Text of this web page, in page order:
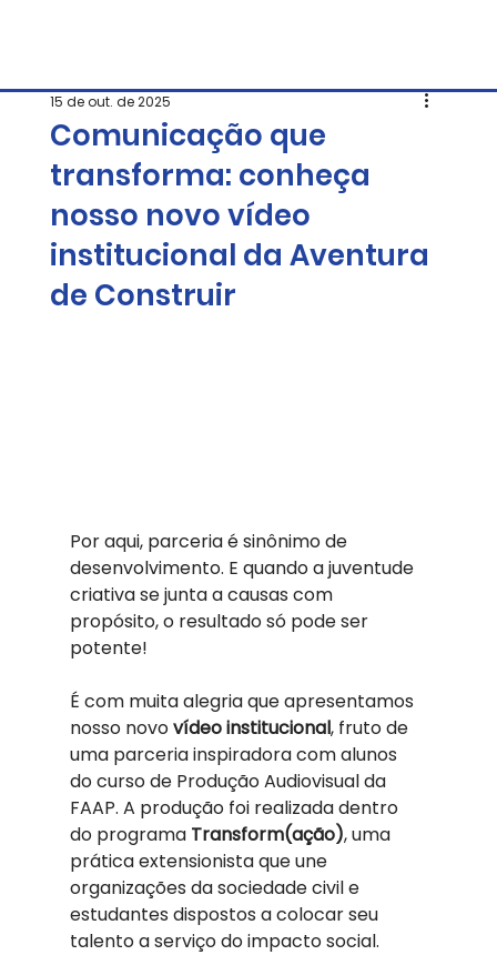
Comunicação que
transforma: conheça
nosso novo vídeo
institucional da Aventura
de Construir
15 de out. de 2025
Por aqui, parceria é sinônimo de
desenvolvimento. E quando a juventude
criativa se junta a causas com
propósito, o resultado só pode ser
potente!
É com muita alegria que apresentamos
nosso novo vídeo institucional, fruto de
uma parceria inspiradora com alunos
do curso de Produção Audiovisual da
FAAP. A produção foi realizada dentro
do programa Transform(ação), uma
prática extensionista que une
organizações da sociedade civil e
estudantes dispostos a colocar seu
talento a serviço do impacto social.